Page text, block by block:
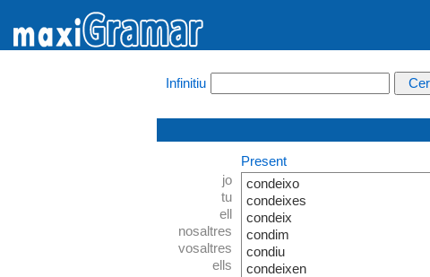
Infinitiu
jo
tu
ell
nosaltres
vosaltres
ells
Present
condeixo
condeixes
condeix
condim
condiu
condeixen